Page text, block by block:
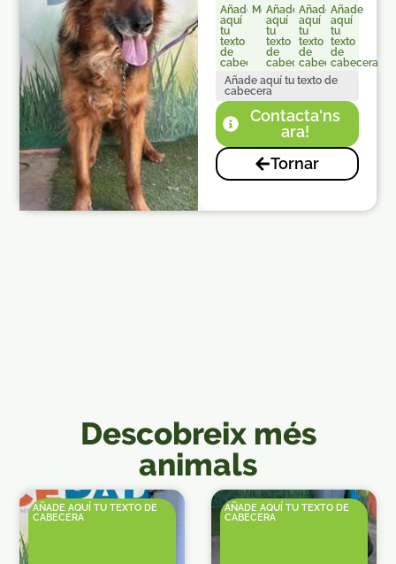
Añade
aquí
tu
texto
de
cabecera
Mestizo
Añade
aquí
tu
texto
de
cabecera
Añade
aquí
tu
texto
de
cabecera
Añade
aquí
tu
texto
de
cabecera
Añade aquí tu texto de
cabecera
Contacta'ns
ara!
Tornar
Descobreix més
animals
AÑADE AQUÍ TU TEXTO DE
CABECERA
AÑADE AQUÍ TU TEXTO DE
CABECERA